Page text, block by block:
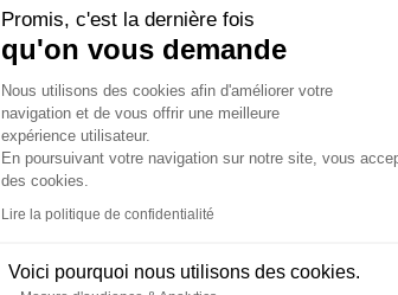
Promis, c'est la dernière fois
qu'on vous demande
Plateforme de Gestion du
Nous utilisons des cookies afin d'améliorer votre
navigation et de vous offrir une meilleure
expérience utilisateur.
En poursuivant votre navigation sur notre site, vous
des cookies.
Lire la politique de confidentialité
Voici pourquoi nous utilisons des cookies.
Axeptio consent
supérieur.